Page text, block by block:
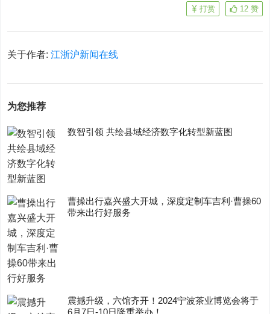
12 赞
打赏
关于作者:江浙沪新闻在线
为您推荐
数智引领 共绘县域经济数字化转型新蓝图
曹操出行嘉兴盛大开城，深度定制车吉利·曹操60
带来出行好服务
震撼升级，六馆齐开！2024宁波茶业博览会将于
6月7日-10日隆重举办！